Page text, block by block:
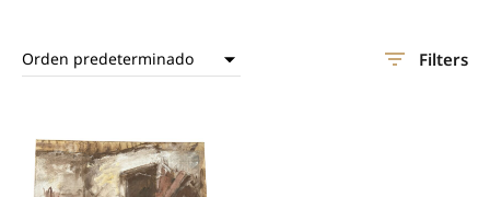
Filters